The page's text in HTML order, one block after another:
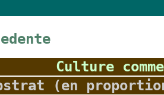
Culture
(en